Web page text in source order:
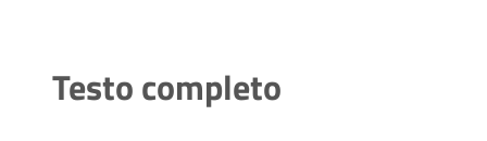
Testo completo